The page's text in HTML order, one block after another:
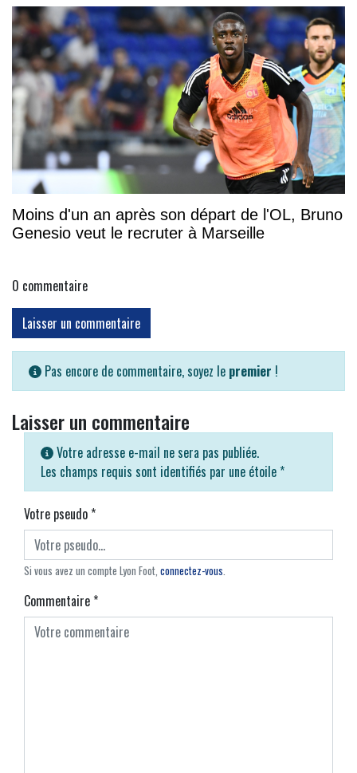
Moins d'un an après son départ de l'OL, Bruno
Genesio veut le recruter à Marseille
0 commentaire
Laisser un commentaire
Pas encore de commentaire, soyez le premier !
Laisser un commentaire
Votre adresse e-mail ne sera pas publiée.
Les champs requis sont identifiés par une étoile *
Votre pseudo*
Si vous avez un compte Lyon Foot, connectez-vous.
Commentaire*